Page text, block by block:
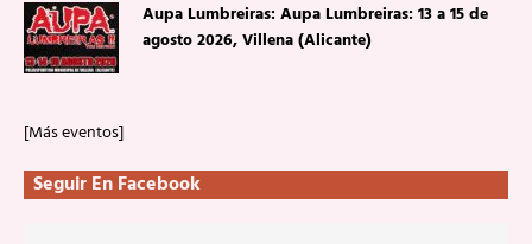
Aupa Lumbreiras: Aupa Lumbreiras: 13 a 15 de
agosto 2026, Villena (Alicante)
[Más eventos]
Seguir En Facebook